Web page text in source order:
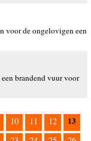
voor de ongelovigen een
brandend vuur voor
10 11 12 13